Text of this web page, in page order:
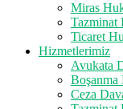
Miras
Tazminat
Ticaret
Hizmetlerimiz
Avukata
Boşanma
Ceza